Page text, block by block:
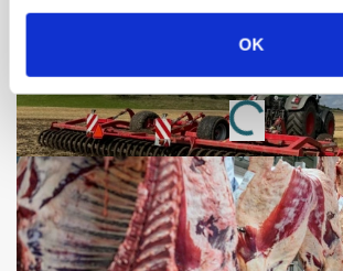
OK
Før såmaskinen kører: Her er
Loading...